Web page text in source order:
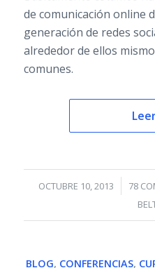
de comunicación online
generación de redes
alrededor de ellos
comunes.
OCTUBRE 10, 2013
/ 78
BLOG, CONFERENCIAS,